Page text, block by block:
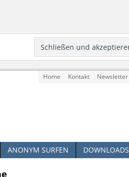
Home Kontakt Newsletter
ANONYM SURFEN DOWNLOADS